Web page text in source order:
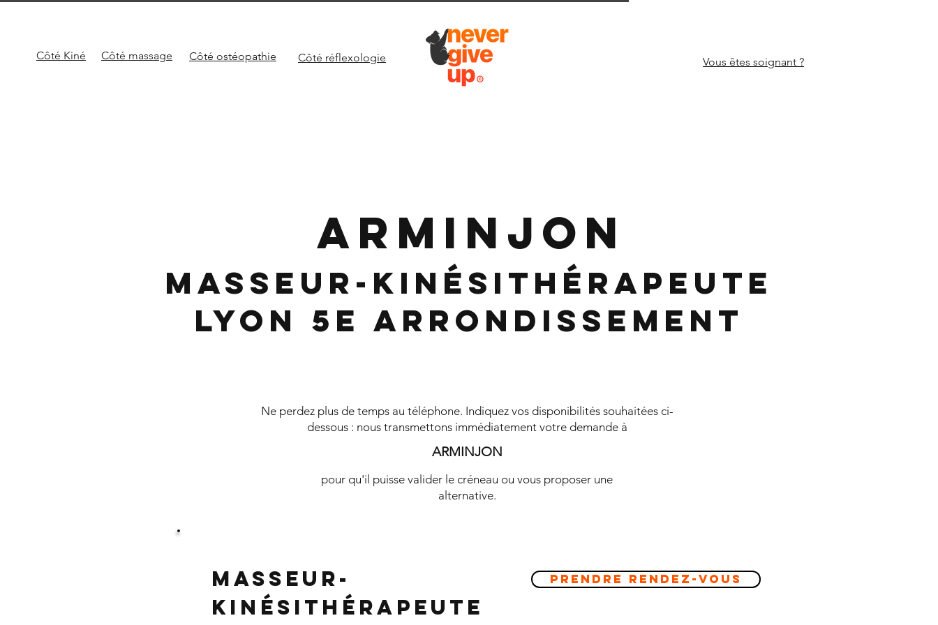
Côté massage Côté ostéopathie Côté réflexologie
Côté Kiné Vous êtes soignant ?
ARMINJON
Masseur-Kinésithérapeute
Lyon 5e Arrondissement
Ne perdez plus de temps au téléphone. Indiquez vos disponibilités souhaitées ci-
dessous : nous transmettons immédiatement votre demande à
ARMINJON
pour qu'il puisse valider le créneau ou vous proposer une
alternative.
Prendre Rendez-vous
Masseur-
Kinésithérapeute